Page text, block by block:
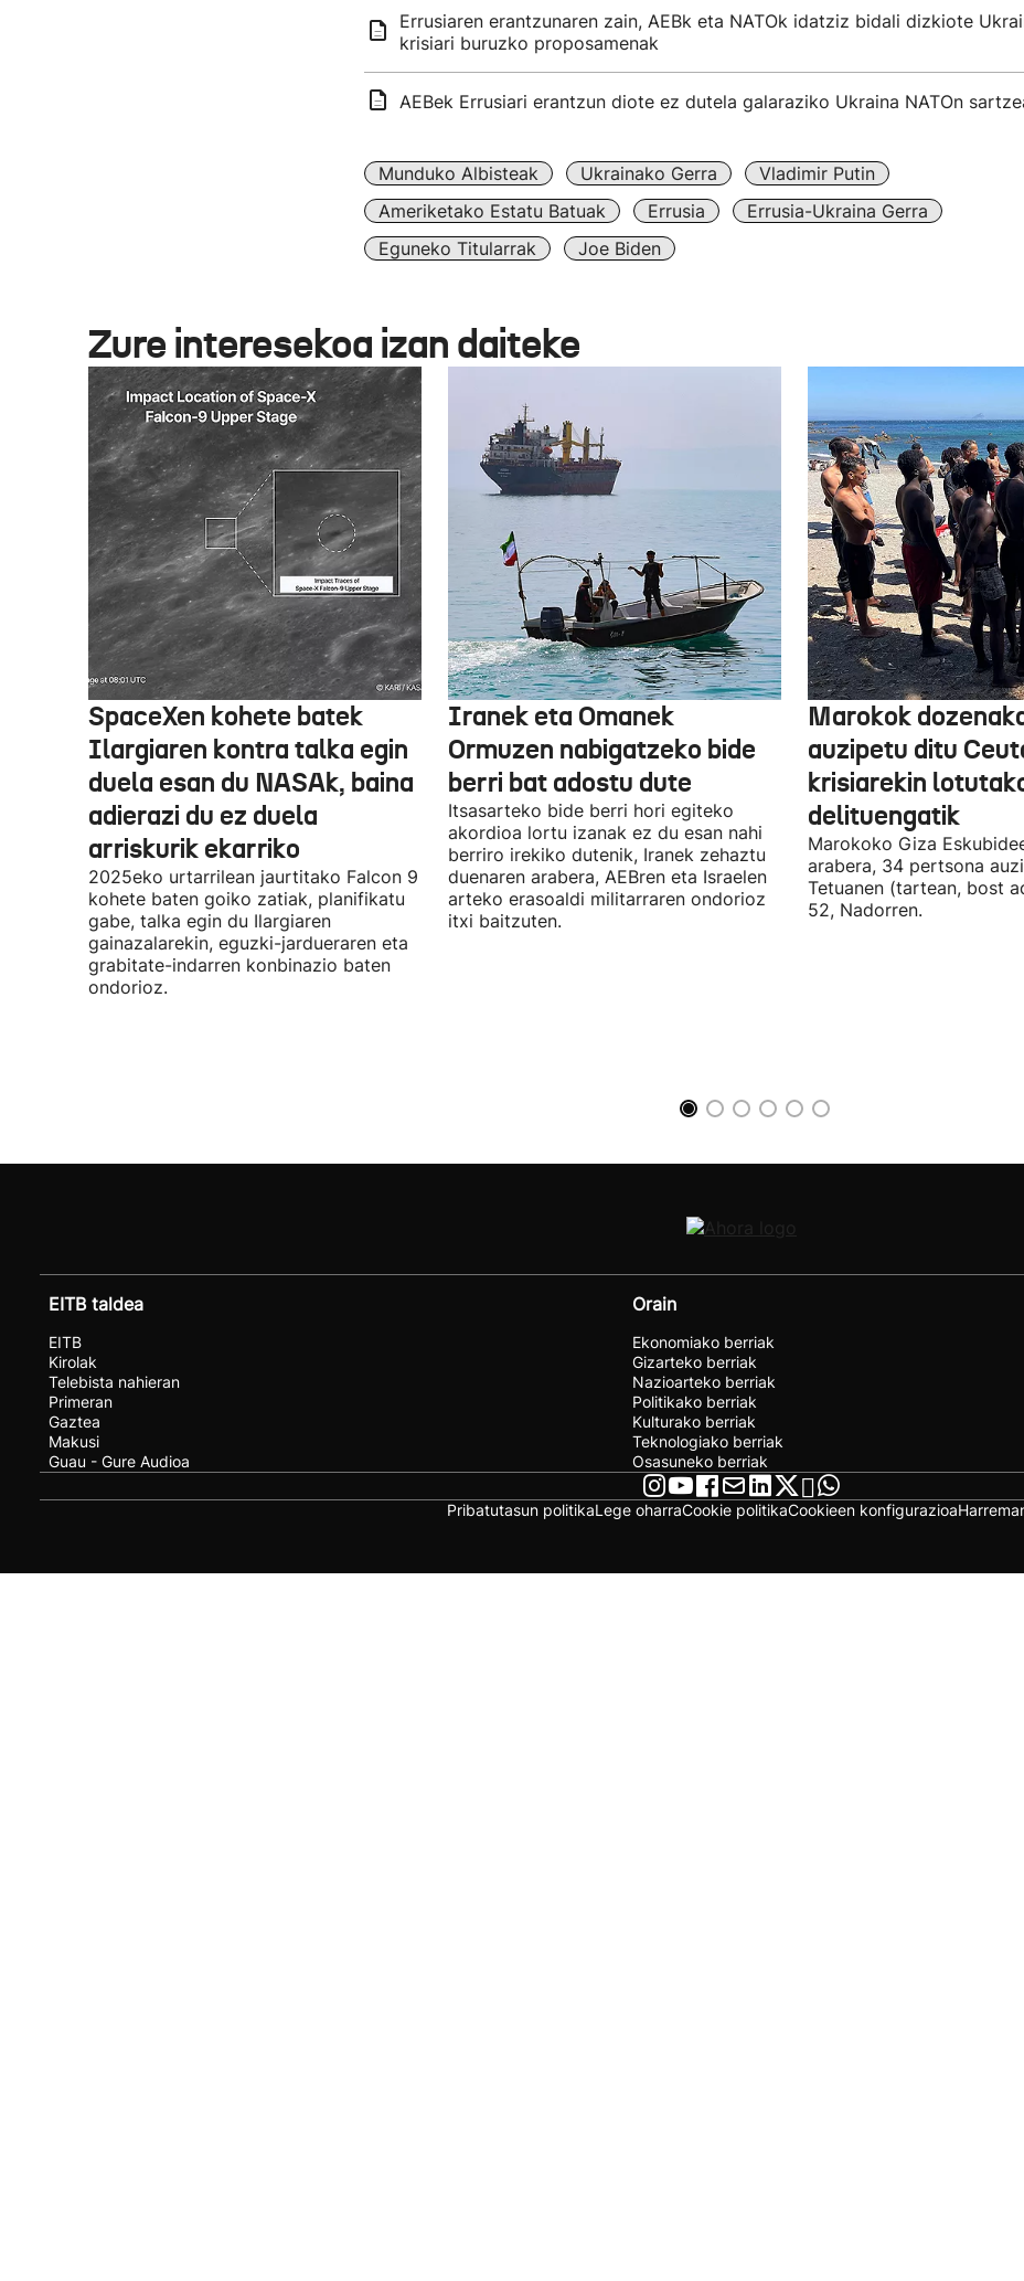
Errusiaren erantzunaren zain, AEBk eta NATOk idatziz bidali dizkiote
krisiari buruzko proposamenak
AEBek Errusiari erantzun diote ez dutela galaraziko Ukraina NATOn
Munduko Albisteak Ukrainako Gerra
Vladimir Putin
Ameriketako Estatu Batuak
Errusia
Errusia-Ukraina Gerra
Eguneko Titularrak
Joe Biden
Zure interesekoa izan daiteke
SpaceXen kohete batek
Ilargiaren kontra talka egin
duela esan du NASAk, baina
adierazi du ez duela
arriskurik ekarriko
2025eko urtarrilean jaurtitako Falcon 9
kohete baten goiko zatiak, planifikatu
gabe, talka egin du Ilargiaren
gainazalarekin, eguzki-jardueraren eta
grabitate-indarren konbinazio baten
ondorioz.
Iranek eta Omanek
Ormuzen nabigatzeko bide
berri bat adostu dute
Itsasarteko bide berri hori egiteko
akordioa lortu izanak ez du esan nahi
berriro irekiko dutenik, Iranek zehaztu
duenaren arabera, AEBren eta Israelen
arteko erasoaldi militarraren ondorioz
itxi baitzuten.
Marokok
auzipetu ditu
krisiarekin
delituengatik
Marokoko Giza
arabera, 34 pertsona
Tetuanen (tartean, bost
52, Nadorren.
EITB taldea
EITB
Kirolak
Telebista nahieran
Primeran
Gaztea
Makusi
Guau - Gure Audioa
Orain
Ekonomiako berriak
Gizarteko berriak
Nazioarteko berriak
Politikako berriak
Kulturako berriak
Teknologiako berriak
Osasuneko berriak
Pribatutasun politikaLege oharraCookie politikaCookieen konfigurazioa